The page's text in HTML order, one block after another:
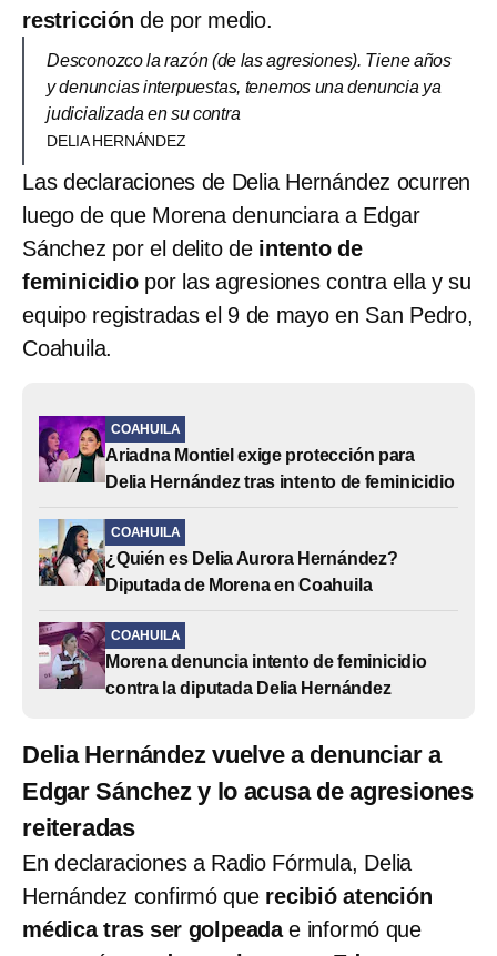
restricción de por medio.
Desconozco la razón (de las agresiones). Tiene años
y denuncias interpuestas, tenemos una denuncia ya
judicializada en su contra
DELIA HERNÁNDEZ
Las declaraciones de Delia Hernández ocurren
luego de que Morena denunciara a Edgar
Sánchez por el delito de intento de
feminicidiopor las agresiones contra ella y su
equipo registradas el 9 de mayo en San Pedro,
Coahuila.
COAHUILA
Ariadna Montiel exige protección para
Delia Hernández tras intento de feminicidio
COAHUILA
¿Quién es Delia Aurora Hernández?
Diputada de Morena en Coahuila
COAHUILA
Morena denuncia intento de feminicidio
contra la diputada Delia Hernández
Delia Hernández vuelve a denunciar a
Edgar Sánchez y lo acusa de agresiones
reiteradas
En declaraciones a Radio Fórmula, Delia
Hernández confirmó que recibió atención
médica tras ser golpeadae informó que